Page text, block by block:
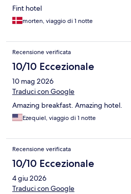
Fint hotel
morten, viaggio di 1 notte
Recensione verificata
10/10 Eccezionale
10 mag 2026
Traduci con Google
Amazing breakfast. Amazing hotel.
Ezequiel, viaggio di 1 notte
Recensione verificata
10/10 Eccezionale
4 giu 2026
Traduci con Google